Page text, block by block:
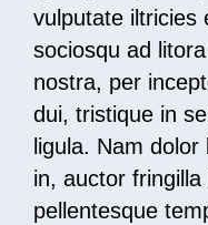
vulputate iltricies
sociosqu ad
nostra, per
dui, tristique in
ligula. Nam
in, auctor
pellentesque